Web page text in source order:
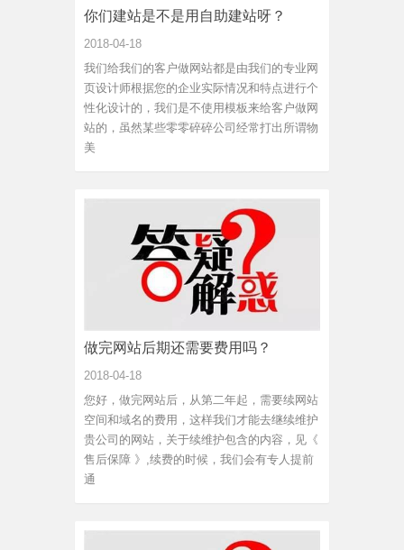
你们建站是不是用自助建站呀？
2018-04-18
我们给我们的客户做网站都是由我们的专业网
页设计师根据您的企业实际情况和特点进行个
性化设计的，我们是不使用模板来给客户做网
站的，虽然某些零零碎碎公司经常打出所谓物
美
做完网站后期还需要费用吗？
2018-04-18
您好，做完网站后，从第二年起，需要续网站
空间和域名的费用，这样我们才能去继续维护
贵公司的网站，关于续维护包含的内容，见《
售后保障 》,续费的时候，我们会有专人提前
通